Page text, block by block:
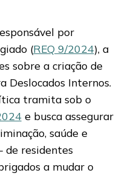
por
(REQ 9/2024), a
sobre a criação de
Deslocados Internos.
tramita sob o
e busca assegurar
saúde e
de residentes
a mudar o